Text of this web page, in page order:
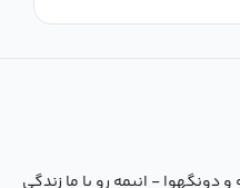
و دونگهوا - انیمه رو با ما زندگی